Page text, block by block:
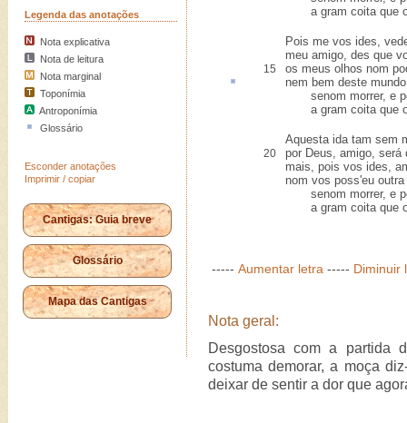
Legenda das anotações
Nota explicativa
Nota de leitura
Nota marginal
Toponímia
Antroponímia
Glossário
Esconder anotações
Imprimir / copiar
Cantigas: Guia breve
Glossário
Mapa das Cantigas
a gram coita que
Pois me vos ides,
meu amigo, des que
15
os meus olhos nom
nem bem deste
senom morrer, e
a gram coita que
Aquesta ida tam sem
20
por Deus, amigo, será
mais, pois vos ides,
nom vos poss'eu
senom morrer, e
a gram coita que
----- Aumentar letra ----- Diminuir
Nota geral:
Desgostosa com a partida
costuma demorar, a moça
deixar de sentir a dor que